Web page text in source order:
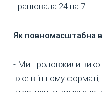
працювала 24 на 7.
Як повномасштабна
- Ми продовжили
вже в іншому